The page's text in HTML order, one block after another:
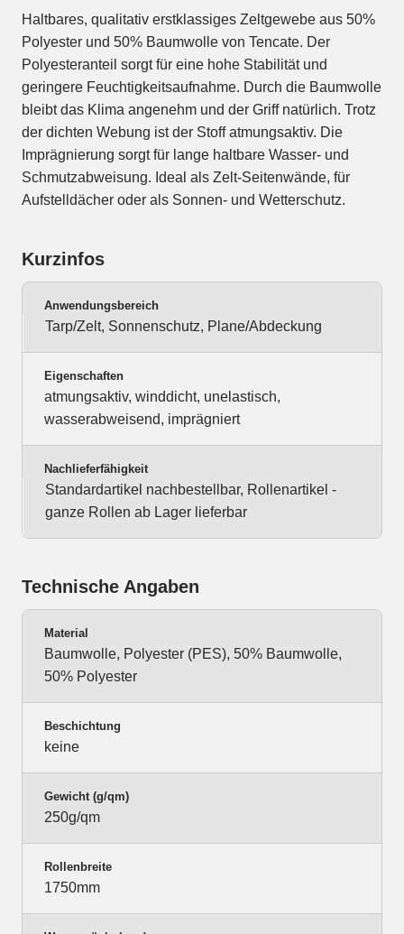
Haltbares, qualitativ erstklassiges Zeltgewebe aus 50%
Polyester und 50% Baumwolle von Tencate. Der
Polyesteranteil sorgt für eine hohe Stabilität und
geringere Feuchtigkeitsaufnahme. Durch die Baumwolle
bleibt das Klima angenehm und der Griff natürlich. Trotz
der dichten Webung ist der Stoff atmungsaktiv. Die
Imprägnierung sorgt für lange haltbare Wasser- und
Schmutzabweisung. Ideal als Zelt-Seitenwände, für
Aufstelldächer oder als Sonnen- und Wetterschutz.
Kurzinfos
Anwendungsbereich
Tarp/Zelt, Sonnenschutz, Plane/Abdeckung
Eigenschaften
atmungsaktiv, winddicht, unelastisch,
wasserabweisend, imprägniert
Nachlieferfähigkeit
Standardartikel nachbestellbar, Rollenartikel -
ganze Rollen ab Lager lieferbar
Technische Angaben
Material
Baumwolle, Polyester (PES), 50% Baumwolle,
50% Polyester
Beschichtung
keine
Gewicht (g/qm)
250g/qm
Rollenbreite
1750mm